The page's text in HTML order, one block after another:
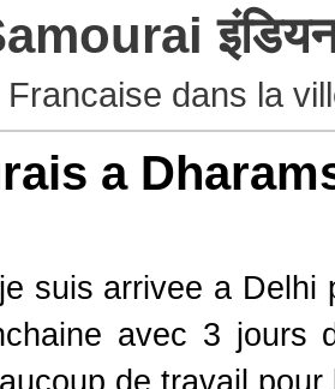
इंडियन
dans la
a
suis arrivee a
avec 3 jours
de travail